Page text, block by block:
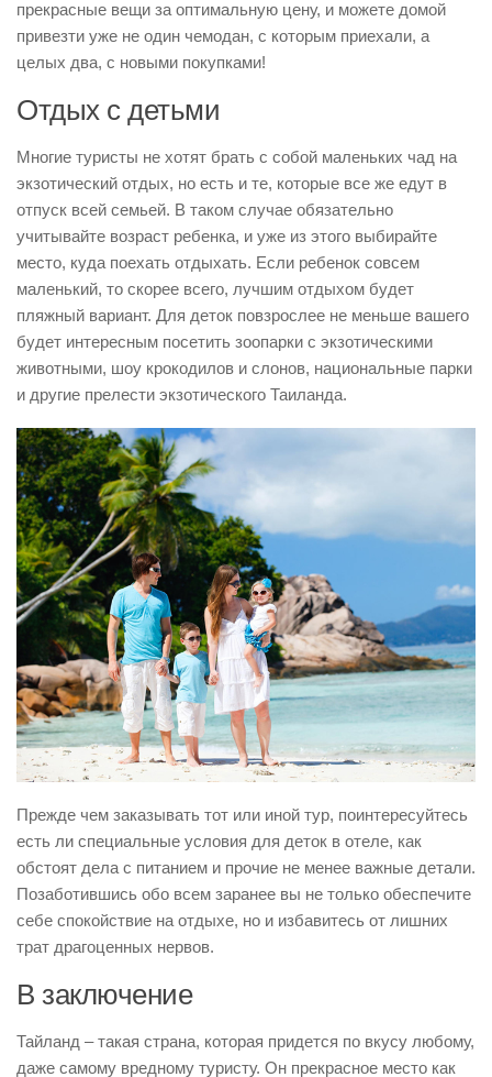
прекрасные вещи за оптимальную цену, и можете домой
привезти уже не один чемодан, с которым приехали, а
целых два, с новыми покупками!
Отдых с детьми
Многие туристы не хотят брать с собой маленьких чад на
экзотический отдых, но есть и те, которые все же едут в
отпуск всей семьей. В таком случае обязательно
учитывайте возраст ребенка, и уже из этого выбирайте
место, куда поехать отдыхать. Если ребенок совсем
маленький, то скорее всего, лучшим отдыхом будет
пляжный вариант. Для деток повзрослее не меньше вашего
будет интересным посетить зоопарки с экзотическими
животными, шоу крокодилов и слонов, национальные парки
и другие прелести экзотического Таиланда.
Прежде чем заказывать тот или иной тур, поинтересуйтесь
есть ли специальные условия для деток в отеле, как
обстоят дела с питанием и прочие не менее важные детали.
Позаботившись обо всем заранее вы не только обеспечите
себе спокойствие на отдыхе, но и избавитесь от лишних
трат драгоценных нервов.
В заключение
Тайланд – такая страна, которая придется по вкусу любому,
даже самому вредному туристу. Он прекрасное место как